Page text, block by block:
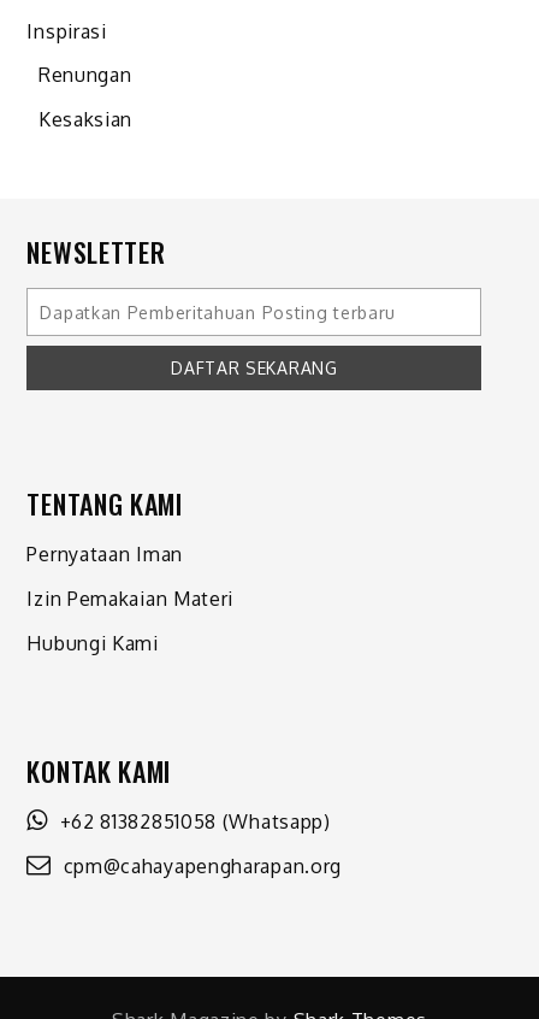
Inspirasi
Renungan
Kesaksian
NEWSLETTER
TENTANG KAMI
Pernyataan Iman
Izin Pemakaian Materi
Hubungi Kami
KONTAK KAMI
+62 81382851058 (Whatsapp)
cpm@cahayapengharapan.org